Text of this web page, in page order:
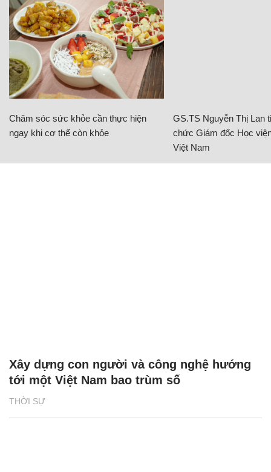
Chăm sóc sức khỏe cần thực hiện
ngay khi cơ thể còn khỏe
GS.TS Nguyễn Thị Lan
chức Giám đốc Học
Việt Nam
THỜI SỰ
Xây dựng con người và công nghệ hướng
tới một Việt Nam bao trùm số